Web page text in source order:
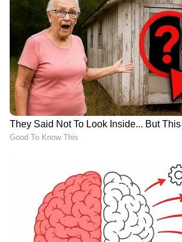
വിവാഹത്തിന് നിർബന്ധിച്ചു;
വാക്കുതർക്കത്തിന് പിന്നാലെ
നൃത്ത അധ്യാപികയെ കഴുത്തു
ഞെരിച്ച് കൊലപ്പെടുത്തി